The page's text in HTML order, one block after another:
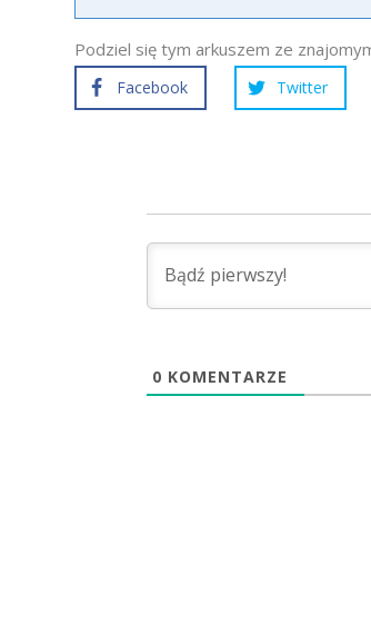
Podziel się tym arkuszem ze
Facebook Twitter
0 KOMENTARZE